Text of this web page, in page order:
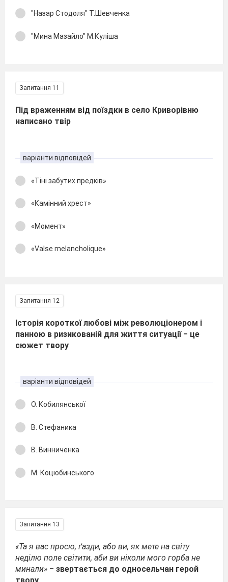
"Назар Стодоля" Т.Шевченка
"Мина Мазайло" М.Куліша
Запитання 11
Під враженням від поїздки в село Криворівню
написано твір
варіанти відповідей
«Тіні забутих предків»
«Камінний хрест»
«Момент»
«Valse melancholique»
Запитання 12
Історія короткої любові між революціонером і
панною в ризикованій для життя ситуації ‒ це
сюжет твору
варіанти відповідей
О. Кобилянської
В. Стефаника
В. Винниченка
М. Коцюбинського
Запитання 13
«Та я вас просю, ґазди, або ви, як мете на світу
неділю поле світити, аби ви ніколи мого горба не
минали» ‒ звертається до односельчан герой